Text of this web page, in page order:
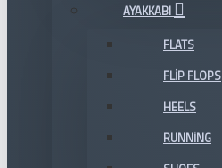
AYAKKABI
FLATS
FLIP FLOPS
HEELS
RUNNING